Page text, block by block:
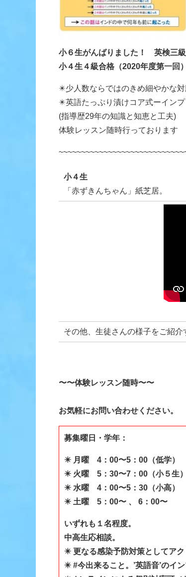
小６生がんばりました！ 英検三
小４生４級合格（2020年度第一回）
✴️少人数ならではのきめ細やかな
✴️英語たっぷり漬けコア式ーインプ
(指導歴29年の知識と知恵と工夫)
体験レッスン随時行っております
小４生
「赤ずきんちゃん」紙芝居。
その他、生徒さんの様子をご紹介
〜〜体験レッスン随時〜〜
お気軽にお問い合わせください。
募集曜日・学年：
✴️ 月曜 4：00〜5：00（低学）
✴️ 火曜 5：30〜7：00（小５生）
✴️ 水曜 4：00〜5：30（小高）
✴️ 土曜 5：00〜 、 6：00〜
いずれも１名程度。
中高生応相談。
✴️ 更なる感染予防対策としてアク
✴️ #今出来ること。’英語音’のイン